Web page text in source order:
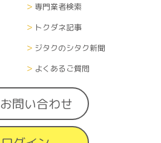
専門業者検索
トクダネ記事
ジタクのシタク新聞
よくあるご質問
お問い合わせ